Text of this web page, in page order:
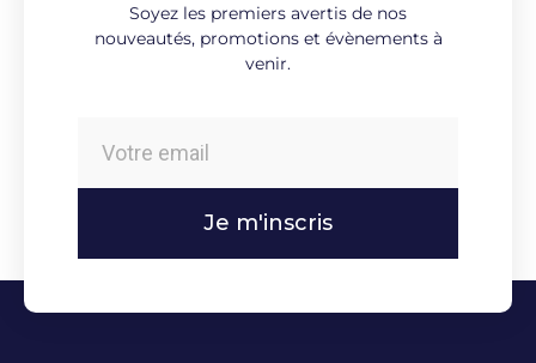
Soyez les premiers avertis de nos
nouveautés, promotions et évènements à
venir.
Je m'inscris